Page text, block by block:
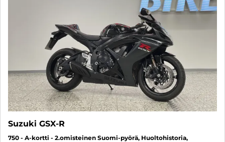
Suzuki GSX-R
750 - A-kortti - 2.omisteinen Suomi-pyörä, Huoltohistoria,